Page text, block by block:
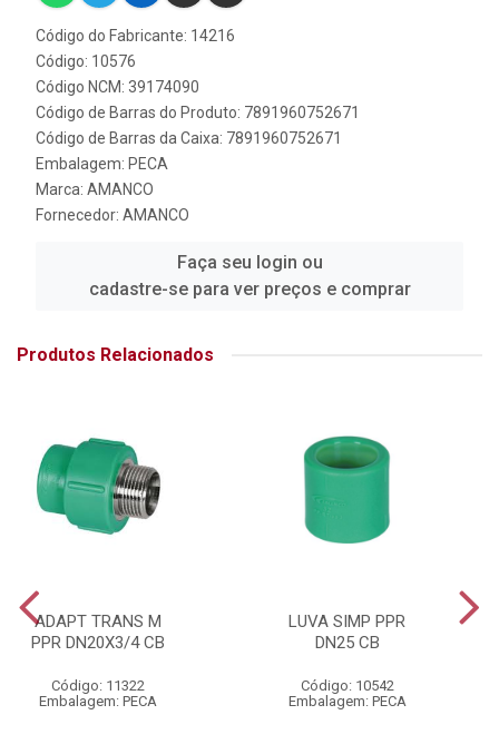
Código do Fabricante: 14216
Código: 10576
Código NCM: 39174090
Código de Barras do Produto: 7891960752671
Código de Barras da Caixa: 7891960752671
Embalagem: PECA
Marca: AMANCO
Fornecedor: AMANCO
Faça seu login ou
cadastre-se para ver preços e comprar
Produtos Relacionados
ADAPT TRANS M
PPR DN20X3/4 CB
Código: 11322
Embalagem: PECA
LUVA SIMP PPR
DN25 CB
Código: 10542
Embalagem: PECA